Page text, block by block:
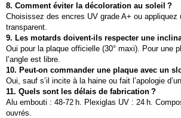
8. Comment éviter la décoloration au soleil ?
Choisissez des encres UV grade A+ ou appliquez
transparent.
9. Les motards doivent‑ils respecter une
Oui pour la plaque officielle (30° maxi). Pour une
l’angle est libre.
10. Peut‑on commander une plaque avec un
Oui, sauf s’il incite à la haine ou fait l’apologie
11. Quels sont les délais de fabrication ?
Alu embouti : 48‑72 h. Plexiglas UV : 24 h.
ouvrés.